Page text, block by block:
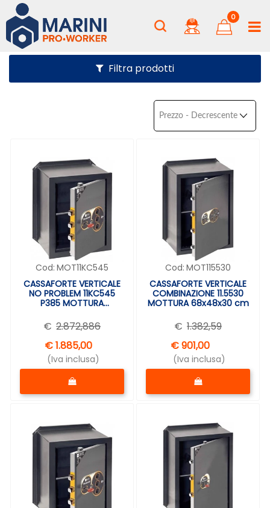
0
Filtra prodotti
Cod: MOT11KC545
CASSAFORTE VERTICALE
NO PROBLEM 11KC545
P385 MOTTURA
€ 2.872,886
€ 1.885,00
(Iva inclusa)
Quantità
Cod: MOT115530
CASSAFORTE VERTICALE
COMBINAZIONE 11.5530
MOTTURA 68x48x30 cm
€ 1.382,59
€ 901,00
(Iva inclusa)
Quantità